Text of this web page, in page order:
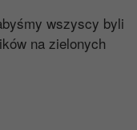
wszyscy byli
na zielonych